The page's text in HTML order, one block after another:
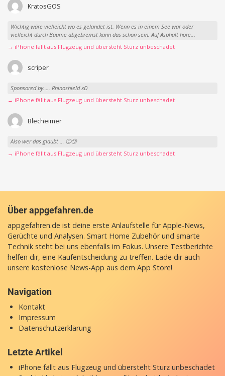
KratosGOS
Wichtig wäre vielleicht wo es gelandet ist. Wenn es in einem See war oder
vielleicht durch Bäume abgebremst kann das schon sein. Auf Asphalt höre...
→ iPhone fällt aus Flugzeug und übersteht Sturz unbeschadet
scriper
Sponsored by….. Rhinoshield xD
→ iPhone fällt aus Flugzeug und übersteht Sturz unbeschadet
Blecheimer
Also wer das glaubt … 🙄🙄
→ iPhone fällt aus Flugzeug und übersteht Sturz unbeschadet
Über appgefahren.de
appgefahren.de ist deine erste Anlaufstelle für Apple-News,
Gerüchte und Analysen. Smart Home Zubehör und smarte
Technik steht bei uns ebenfalls im Fokus. Unsere Testberichte
helfen dir, eine Kaufentscheidung zu treffen. Lade dir auch
unsere kostenlose News-App aus dem App Store!
Navigation
Kontakt
Impressum
Datenschutzerklärung
Letzte Artikel
iPhone fällt aus Flugzeug und übersteht Sturz unbeschadet